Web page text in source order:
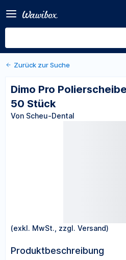
3381, Packung 50 Stück
Von Scheu-Dental
Zurück zur Suche
Dimo Pro
50 Stück
Von Scheu-Dental
(exkl. MwSt., zzgl. Versand)
Produktbeschreibung